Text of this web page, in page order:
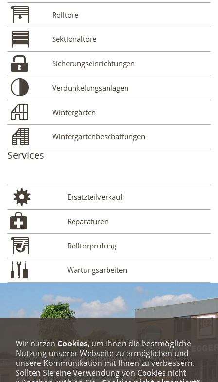
Rolltore
Sektionaltore
Sicherungseinrichtungen
Verdunkelungsanlagen
Wintergärten
Wintergartenbeschattungen
Services
Ersatzteilverkauf
Reparaturen
Rolltorprüfung
Wartungsarbeiten
Wir nutzen Cookies, um Ihnen die bestmögliche
Nutzung unserer Webseite zu ermöglichen und
unsere Kommunikation mit Ihnen zu verbessern.
Sollten Sie eine Verwendung von Cookies nicht